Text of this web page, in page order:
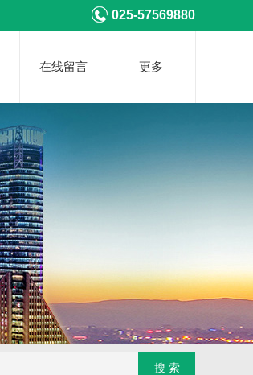
025-57569880
在线留言 更多